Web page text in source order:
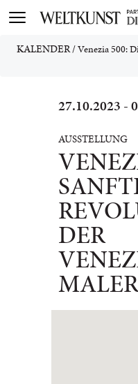
Toggle
KALENDER/Venezia 500:
27.10.2023 -
AUSSTELLUNG
DER